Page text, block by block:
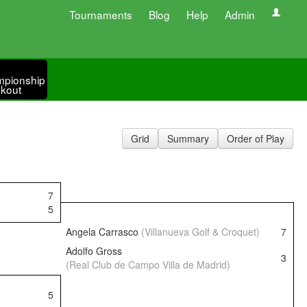
Tournaments Blog Help Admin
Grid Summary Order of Play
7
5
Angela Carrasco (Villanueva Golf & Croquet)
7
Adolfo Gross
(Real Club de Campo Villa de Madrid)
3
5